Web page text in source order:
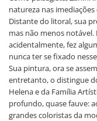
natureza nas imediações
Distante do litoral, sua
mas não menos
acidentalmente, fez
nunca ter se fixado
Sua pintura, ora se
entretanto, o distingue
Helena e da Família
profundo, quase fauve:
grandes coloristas da